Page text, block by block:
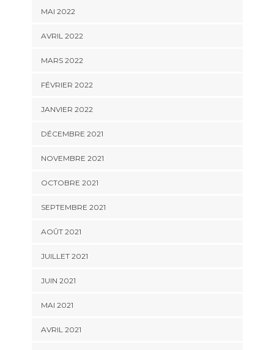
MAI 2022
AVRIL 2022
MARS 2022
FÉVRIER 2022
JANVIER 2022
DÉCEMBRE 2021
NOVEMBRE 2021
OCTOBRE 2021
SEPTEMBRE 2021
AOÛT 2021
JUILLET 2021
JUIN 2021
MAI 2021
AVRIL 2021